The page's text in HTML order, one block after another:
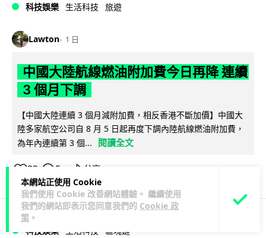
本網站正使用 Cookie
我們使用 Cookie 改善網站體驗。 繼續使用
我們的網站即表示您同意我們的 Cookie 政
策 。
科技娛樂 生活科技 旅遊
Lawton 1 日
中國大陸航線燃油附加費今日再降 連續
3 個月下調
【中國大陸連續 3 個月減附加費，相反香港不斷加價】中國大
陸多家航空公司自 8 月 5 日起再度下調內陸航線燃油附加費，
為年內連續第 3 個...
閱讀全文
33 5 分享
科技娛樂 生活科技 區塊鏈